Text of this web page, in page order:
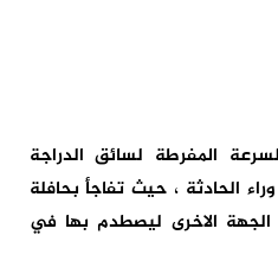
المفرطة لسائق الدراجة
الحادثة ، حيث تفاجأ بحافلة
الاخرى ليصطدم بها في